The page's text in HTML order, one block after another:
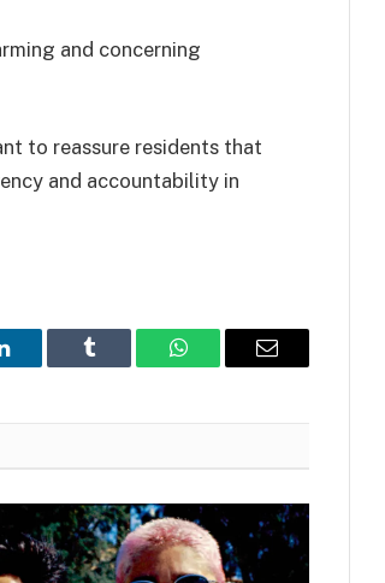
and concerning
to reassure residents that
and accountability in
Tumblr WhatsAppEmail